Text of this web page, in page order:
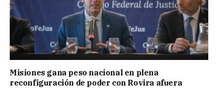
Misiones gana peso nacional en plena
reconfiguración de poder con Rovira afuera